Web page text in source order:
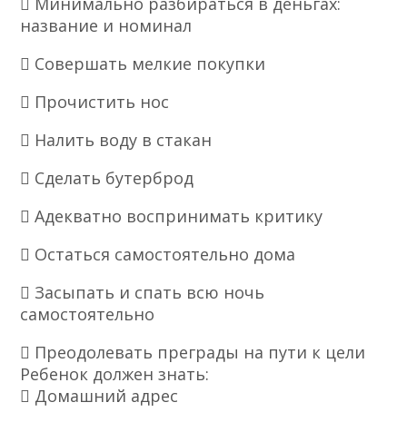
название и номинал
 Совершать мелкие покупки
 Прочистить нос
 Налить воду в стакан
 Сделать бутерброд
 Адекватно воспринимать критику
 Остаться самостоятельно дома
 Засыпать и спать всю ночь
самостоятельно
 Преодолевать преграды на пути к цели
Ребенок должен знать:
 Домашний адрес